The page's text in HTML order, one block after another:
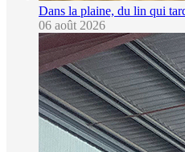
Dans la plaine, du lin qui
06 août 2026